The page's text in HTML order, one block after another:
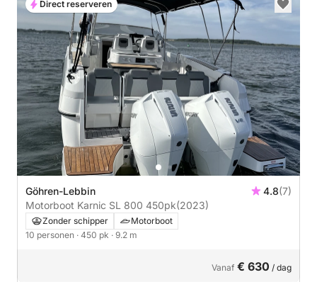
Göhren-Lebbin 4.8(7)
Motorboot Karnic SL 800 450pk(2023)
Zonder schipper
Motorboot
10 personen · 450 pk · 9.2 m
Vanaf € 630 / dag
Direct reserveren